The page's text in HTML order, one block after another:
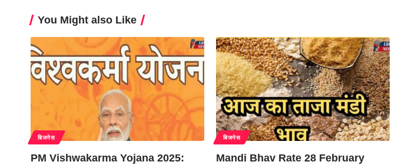
You Might also Like
बिजनेस
PM Vishwakarma Yojana 2025:
बिजनेस
Mandi Bhav Rate 28 February